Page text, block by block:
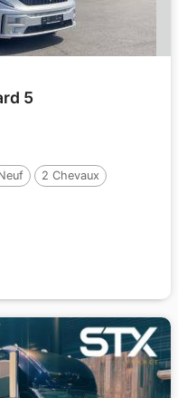
5
2 Chevaux